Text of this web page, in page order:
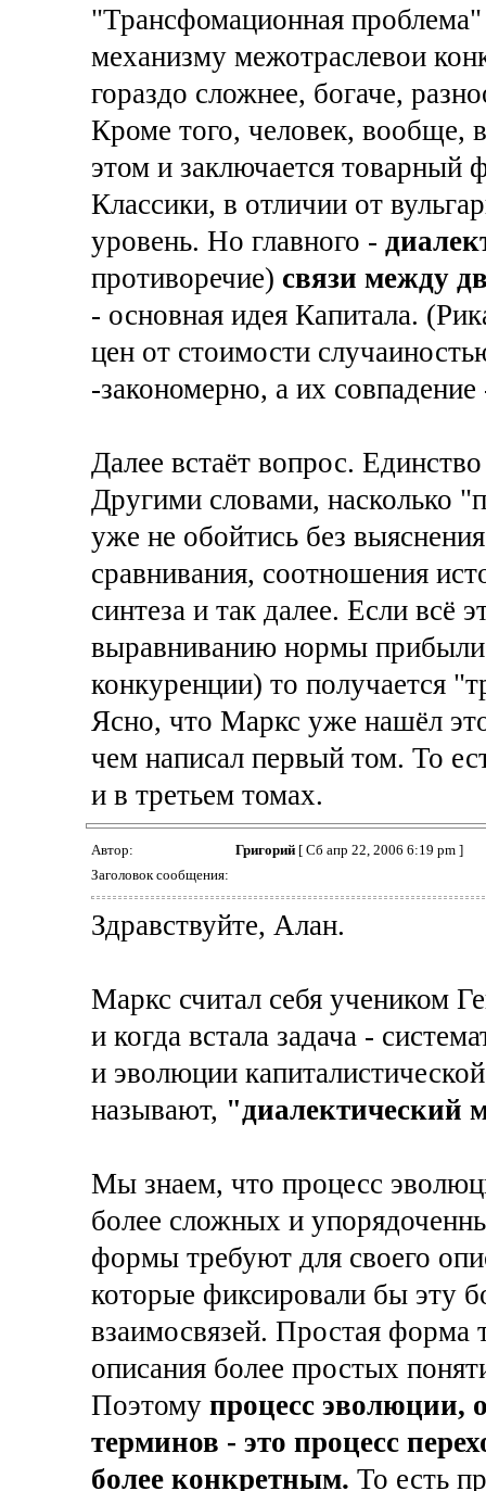
"Трансфомационная
механизму межотраслевои
гораздо сложнее, богаче,
Кроме того, человек, вообще,
этом и заключается товарный
Классики, в отличии от
уровень. Но главного -
противоречие) связи между
- основная идея Капитала.
цен от стоимости
-закономерно, а их
Далее встаёт вопрос.
Другими словами, насколько
уже не обойтись без
сравнивания, соотношения
синтеза и так далее. Если всё
выравниванию нормы прибыли
конкуренции) то получается
Ясно, что Маркс уже нашёл
чем написал первый том. То
и в третьем томах.
Автор: Григорий[ Сб апр 22, 2006 6:19 pm ]
Заголовок сообщения:
Здравствуйте, Алан.
Маркс считал себя учеником
и когда встала задача -
и эволюции
называют, "диалектический
Мы знаем, что процесс
более сложных и
формы требуют для своего
которые фиксировали бы эту
взаимосвязей. Простая форма
описания более простых
Поэтому процесс эволюции,
терминов - это процесс
более конкретным. То есть